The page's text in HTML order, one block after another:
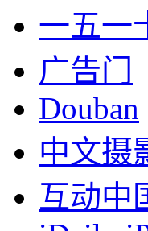
一五一
广告门
Douban
中文摄
互动中